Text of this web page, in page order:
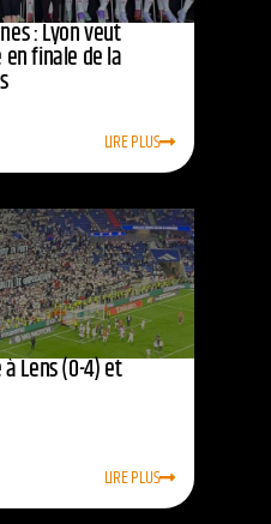
: Lyon veut
en finale de la
LIRE PLUS
à Lens (0-4) et
LIRE PLUS